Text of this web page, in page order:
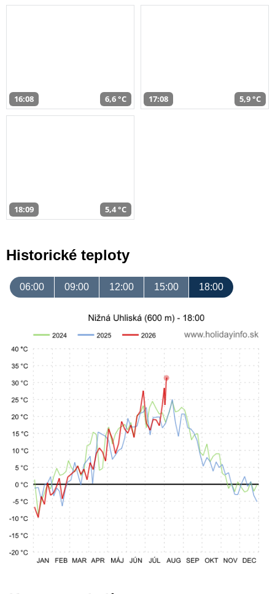
16:08 6,6 °C 17:08 5,9 °C
18:09 5,4 °C
Historické teploty
06:00 09:00 12:00 15:00 18:00